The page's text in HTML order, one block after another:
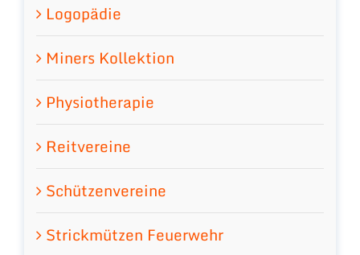
Logopädie
Miners Kollektion
Physiotherapie
Reitvereine
Schützenvereine
Strickmützen Feuerwehr